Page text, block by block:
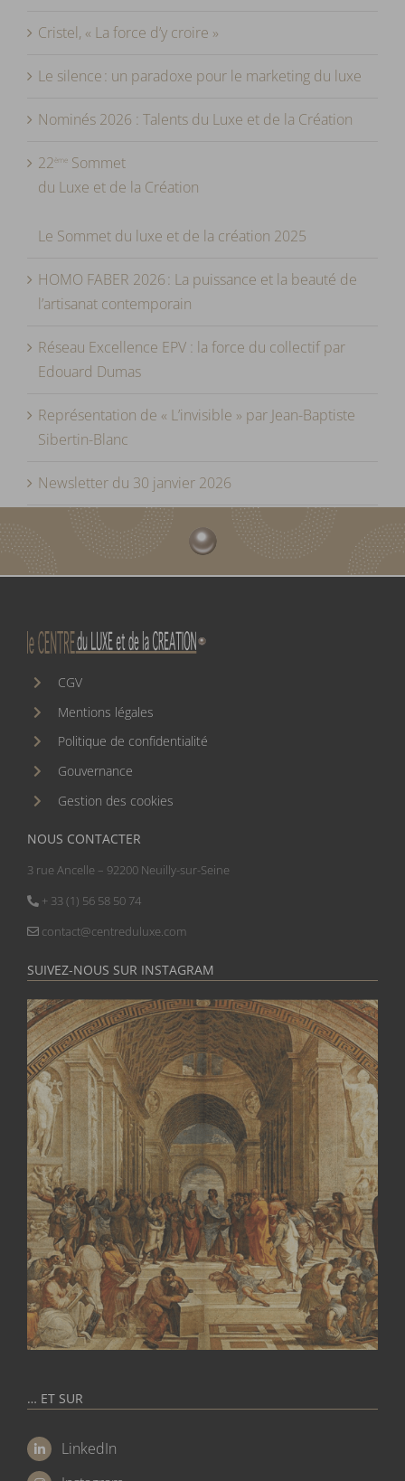
Cristel, « La force d’y croire »
Le silence : un paradoxe pour le marketing du luxe
Nominés 2026 : Talents du Luxe et de la Création
22ème Sommet
du Luxe et de la Création
Le Sommet du luxe et de la création 2025
HOMO FABER 2026 : La puissance et la beauté de
l’artisanat contemporain
Réseau Excellence EPV : la force du collectif par
Edouard Dumas
Représentation de « L’invisible » par Jean-Baptiste
Sibertin-Blanc
Newsletter du 30 janvier 2026
CGV
Mentions légales
Politique de confidentialité
Gouvernance
Gestion des cookies
NOUS CONTACTER
3 rue Ancelle – 92200 Neuilly-sur-Seine
+ 33 (1) 56 58 50 74
contact@centreduluxe.com
SUIVEZ-NOUS SUR INSTAGRAM
… ET SUR
LinkedIn